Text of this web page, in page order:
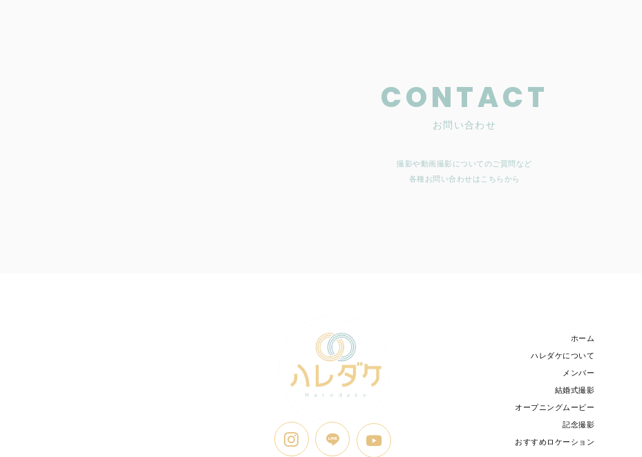
CONTACT
お問い合わせ
撮影や動画撮影についてのご質問など
各種お問い合わせはこちらから
ホーム
ハレダケについて
メンバー
結婚式撮影
オープニングムービー
記念撮影
おすすめロケーション